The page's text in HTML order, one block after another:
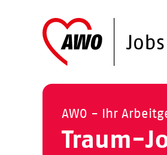
AWO - Ihr
Traum-